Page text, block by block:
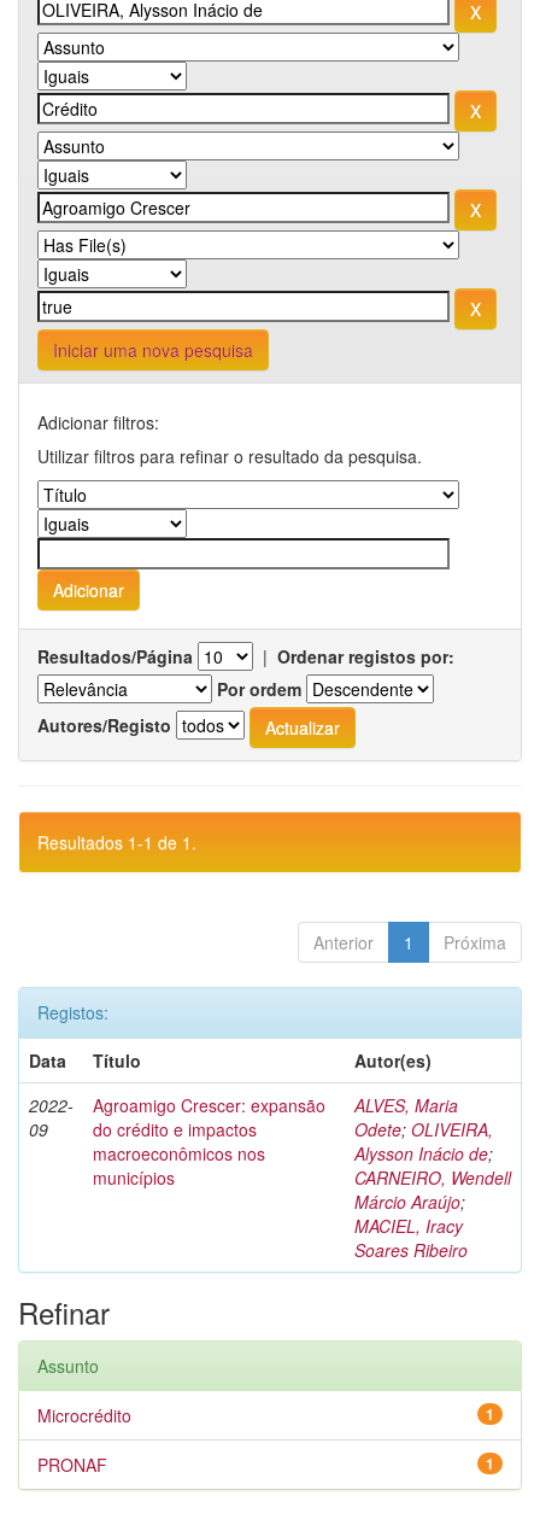
Iniciar uma nova pesquisa
Adicionar filtros:
Utilizar filtros para refinar o resultado da pesquisa.
Resultados/Página | Ordenar registos por:
Por ordem
Autores/Registo
Resultados 1-1 de 1.
Anterior 1 Próxima
Registos:
Data
Título
Autor(es)
2022-
09
Agroamigo Crescer: expansão
do crédito e impactos
macroeconômicos nos
municípios
ALVES, Maria
Odete; OLIVEIRA,
Alysson Inácio de;
CARNEIRO, Wendell
Márcio Araújo;
MACIEL, Iracy
Soares Ribeiro
Refinar
Assunto
1
Microcrédito
1
PRONAF